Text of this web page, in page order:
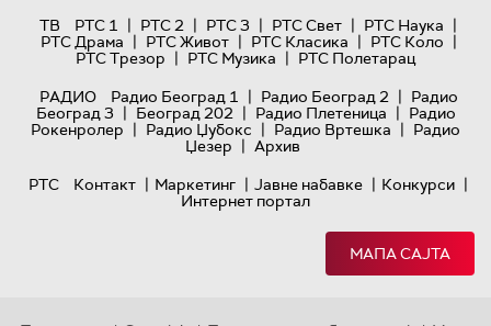
ТВ
РТС 1 | РТС 2 | РТС 3 | РТС Свет | РТС Наука |
РТС Драма | РТС Живот | РТС Класика | РТС Коло |
РТС Трезор | РТС Музика | РТС Полетарац
РАДИО
Радио Београд 1 | Радио Београд 2 | Радио
Београд 3 | Београд 202 | Радио Плетеница | Радио
Рокенролер | Радио Џубокс | Радио Вртешка | Радио
Џезер | Архив
РТС
Контакт | Маркетинг | Јавне набавке | Конкурси |
Интернет портал
МАПА САЈТА